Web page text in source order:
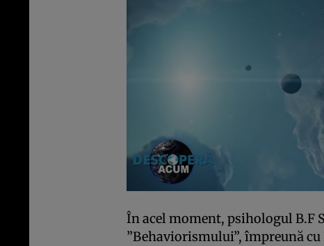
În acel moment, psihologul B.F
”Behaviorismului”, împreună